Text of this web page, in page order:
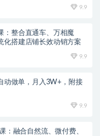
9.9
：整合直通车、万相魔
化搭建店铺长效动销方案
9.9
动做单，月入3W+，附接
9.9
：融合自然流、微付费、